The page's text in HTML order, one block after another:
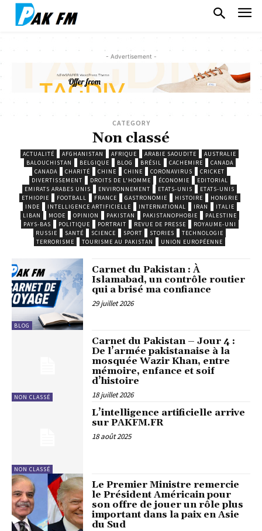
- Advertisement -
CATEGORY
Non classé
ACTUALITÉ AFGHANISTAN AFRIQUE ARABIE SAOUDITE
AUSTRALIE
BALOUCHISTAN
BELGIQUE BLOG BRÉSIL CACHEMIRE
CANADA
CANADA
CHARITÉ CHINE CHINE CORONAVIRUS
CRICKET
DIVERTISSEMENT
DROITS DE L'HOMME ÉCONOMIE
EDITORIAL
EMIRATS ARABES UNIS
ENVIRONNEMENT ETATS-UNIS
ETATS-UNIS
ETHIOPIE
FOOTBALL FRANCE GASTRONOMIE HISTOIRE
HONGRIE
INDE
INTELLIGENCE ARTIFICIELLE INTERNATIONAL IRAN
ITALIE
LIBAN
MODE OPINION PAKISTAN PAKISTANOPHOBIE
PALESTINE
PAYS-BAS
POLITIQUE PORTRAIT REVUE DE PRESSE
ROYAUME-UNI
RUSSIE
SANTÉ SCIENCE SPORT STORIES
TECHNOLOGIE
TERRORISME
TOURISME AU PAKISTAN UNION EUROPÉENNE
BLOG
Carnet du Pakistan : À
Islamabad, un contrôle routier
qui a brisé ma confiance
29 juillet 2026
NON CLASSÉ
Carnet du Pakistan – Jour 4 :
De l’armée pakistanaise à la
mosquée Wazir Khan, entre
mémoire, enfance et soif
d’histoire
18 juillet 2026
NON CLASSÉ
L’intelligence artificielle arrive
sur PAKFM.FR
18 août 2025
Le Premier Ministre remercie
le Président Américain pour
son offre de jouer un rôle plus
important dans la paix en Asie
du Sud